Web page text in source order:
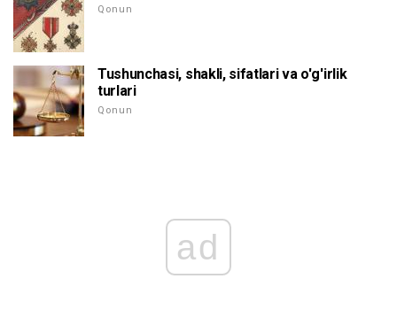
Qonun
Tushunchasi, shakli, sifatlari va o'g'irlik
turlari
Qonun
ad